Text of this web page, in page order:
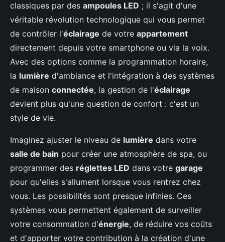
classiques par des ampoules LED ; il s'agit d'une
véritable révolution technologique qui vous permet
de contrôler l'éclairage de votre appartement
directement depuis votre smartphone ou via la voix.
Avec des options comme la programmation horaire,
la lumière d'ambiance et l'intégration à des systèmes
de maison connectée, la gestion de l'éclairage
devient plus qu'une question de confort : c'est un
style de vie.
Imaginez ajuster le niveau de lumière dans votre
salle de bain pour créer une atmosphère de spa, ou
programmer des réglettes LED dans votre garage
pour qu'elles s'allument lorsque vous rentrez chez
vous. Les possibilités sont presque infinies. Ces
systèmes vous permettent également de surveiller
votre consommation d'énergie, de réduire vos coûts
et d'apporter votre contribution à la création d'une